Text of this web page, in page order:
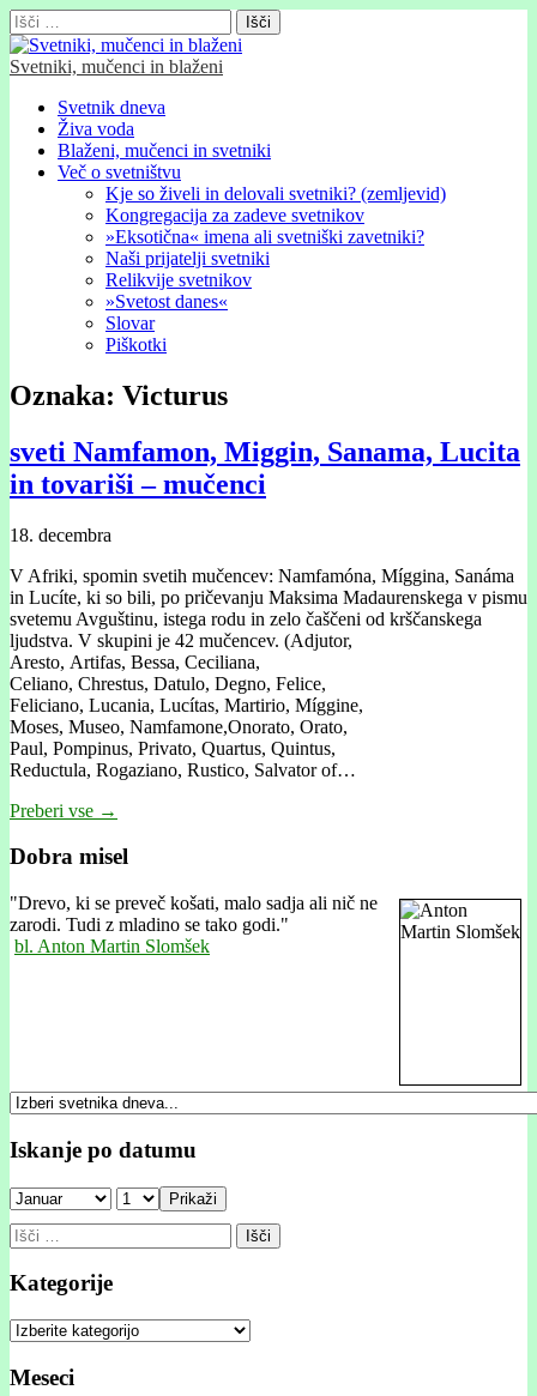
Išči:
Svetniki, mučenci in blaženi
Glavni
meni
Skip
content
Svetnik dneva
Živa voda
Blaženi, mučenci in svetniki
Več o svetništvu
Kje so živeli in delovali svetniki? (zemljevid)
Kongregacija za zadeve svetnikov
»Eksotična« imena ali svetniški zavetniki?
Naši prijatelji svetniki
Relikvije svetnikov
»Svetost danes«
Slovar
Piškotki
Oznaka: Victurus
sveti Namfamon, Miggin, Sanama, Lucita
in tovariši – mučenci
18. decembra
V Afriki, spomin svetih mučencev: Namfamóna, Míggina, Sanáma
in Lucíte, ki so bili, po pričevanju Maksima Madaurenskega v pismu
svetemu Avguštinu, istega rodu in zelo čaščeni od krščanskega
ljudstva. V skupini je 42 mučencev. (Adjutor,
Aresto, Artifas, Bessa, Ceciliana,
Celiano, Chrestus, Datulo, Degno, Felice,
Feliciano, Lucania, Lucítas, Martirio, Míggine,
Moses, Museo, Namfamone,Onorato, Orato,
Paul, Pompinus, Privato, Quartus, Quintus,
Reductula, Rogaziano, Rustico, Salvator of…
Preberi vse →
Dobra misel
"Drevo, ki se preveč košati, malo sadja ali nič ne
zarodi. Tudi z mladino se tako godi."
bl. Anton Martin Slomšek
Iskanje po datumu
Prikaži
Išči:
Kategorije
Kategorije
Meseci